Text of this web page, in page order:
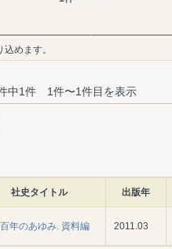
めます。
中1件 1件〜1件目を表示
社史タイトル 出版年
年のあゆみ. 資料編 2011.03